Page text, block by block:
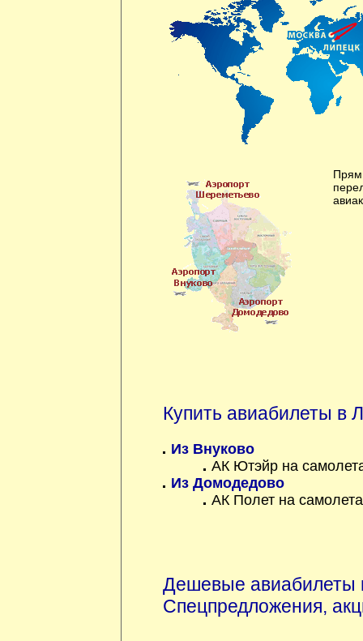
Купить авиабилеты в
Из Внуково
АК Ютэйр на
Из Домодедово
АК Полет на
Дешевые авиабилеты
Спецпредложения,